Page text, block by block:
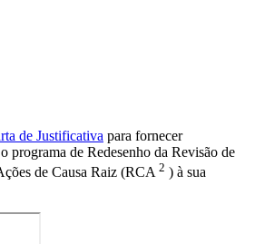
de Justificativa para fornecer
programa de Redesenho da Revisão de
de Causa Raiz (RCA 2 ) à sua